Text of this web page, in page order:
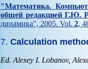
"Математика.
общей редакцией Г.Ю.
динамика", 2005. Vol. 2,
7. Calculation
Ed. Alexey I. Lobanov,